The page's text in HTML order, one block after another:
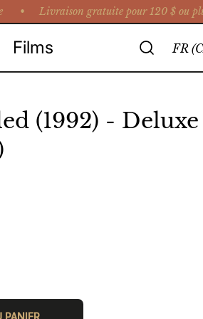
Livraison gratuite pour 120 $ ou
Films FR
(1992) -
PANIER